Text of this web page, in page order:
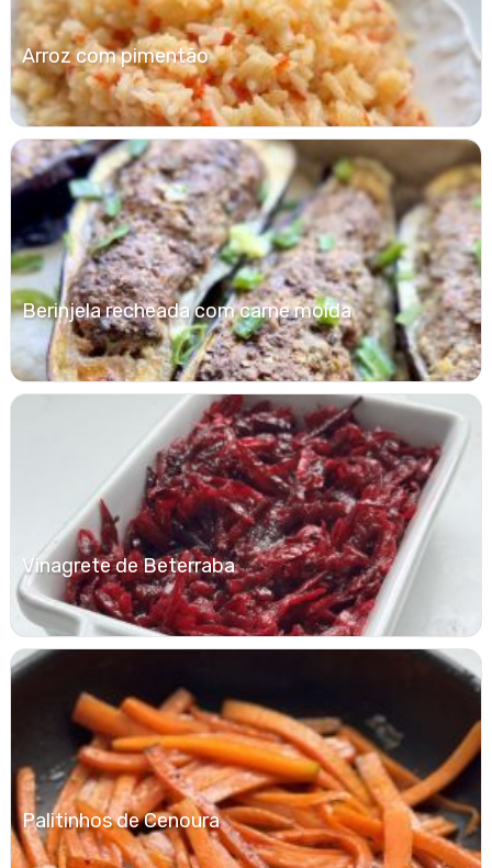
Arroz com pimentão
Berinjela recheada com carne moída
Vinagrete de Beterraba
Palitinhos de Cenoura